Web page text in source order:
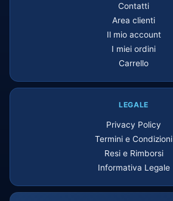
Contatti
Area clienti
Il mio account
I miei ordini
Carrello
LEGALE
Privacy Policy
Termini e Condizioni
Resi e Rimborsi
Informativa Legale